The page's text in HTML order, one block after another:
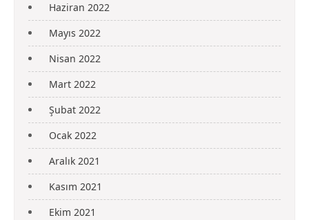
Haziran 2022
Mayıs 2022
Nisan 2022
Mart 2022
Şubat 2022
Ocak 2022
Aralık 2021
Kasım 2021
Ekim 2021